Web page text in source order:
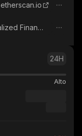
etherscan.io
Decentralized Finance (DeFi)
24H
Alto